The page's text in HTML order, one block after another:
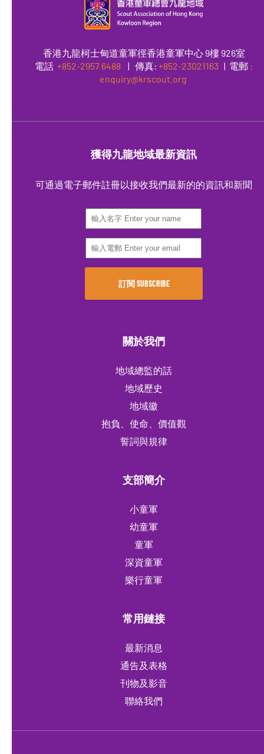
香港九龍柯士甸道童軍徑香港童軍中心 9樓 926室
電話 +852-2957 6488 | 傳真: +852-23021163 | 電郵 :
enquiry@krscout.org
獲得九龍地域最新資訊
可通過電子郵件註冊以接收我們最新的的資訊和新聞
關於我們
地域總監的話
地域歷史
地域徽
抱負、使命、價值觀
誓詞與規律
支部簡介
小童軍
幼童軍
童軍
深資童軍
樂行童軍
常用鏈接
最新消息
通告及表格
刊物及影音
聯絡我們